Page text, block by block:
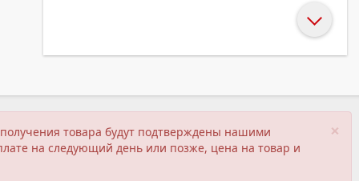
×
товара будут подтверждены нашими
на следующий день или позже, цена на товар и